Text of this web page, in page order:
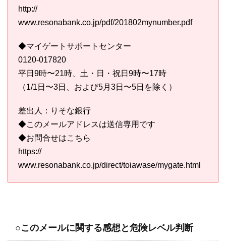
http://
www.resonabank.co.jp/pdf/201802mynumber.pdf
◆マイゲートサポートセンター
0120-017820
平日9時〜21時、土・日・祝日9時〜17時
（1/1日〜3日、および5月3日〜5日を除く）
差出人：りそな銀行
◆このメールアドレスは送信専用です
◆お問合せはこちら
https://
www.resonabank.co.jp/direct/toiawase/mygate.html
○このメールに関する感想と危険レベル判断